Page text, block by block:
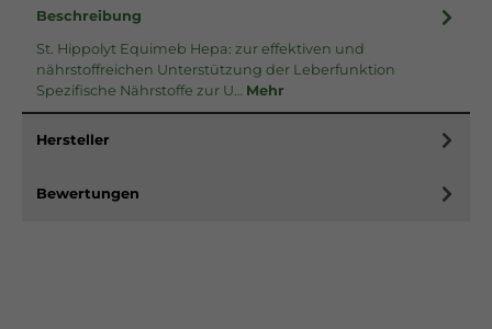
Beschreibung
St. Hippolyt Equimeb Hepa: zur effektiven und
nährstoffreichen Unterstützung der Leberfunktion
Spezifische Nährstoffe zur U… Mehr
Hersteller
Bewertungen